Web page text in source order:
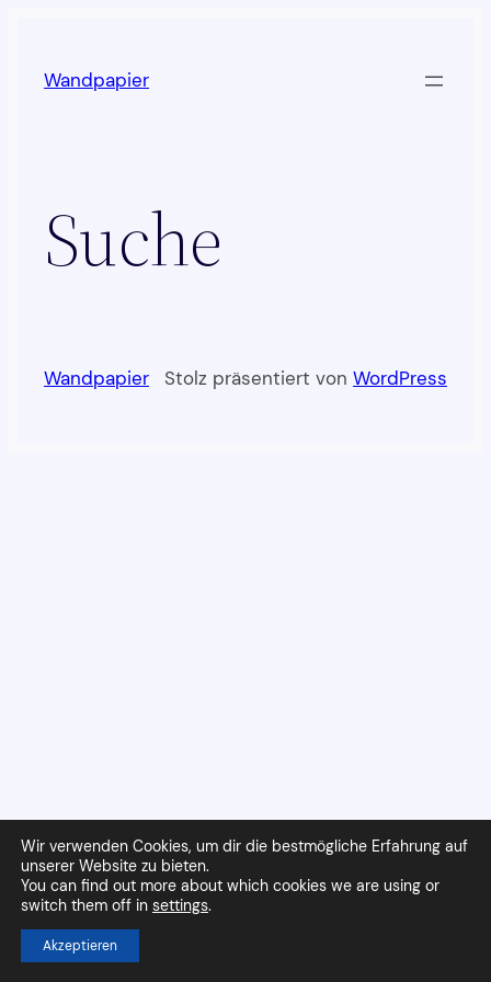
springen
Wandpapier
Suche
Wandpapier Stolz präsentiert von WordPress
Wir verwenden Cookies, um dir die bestmögliche Erfahrung auf
unserer Website zu bieten.
You can find out more about which cookies we are using or
switch them off in settings.
Akzeptieren